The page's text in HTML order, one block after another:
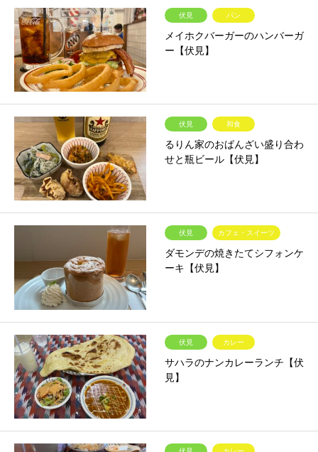
伏見 パン
メイホクバーガーのハンバーガ
ー【伏見】
伏見 和食
るりん家のおばんざい盛り合わ
せと瓶ビール【伏見】
伏見 カフェ・スイーツ
ダモンデの焼きたてシフォンケ
ーキ【伏見】
伏見 カレー
サハラのナンカレーランチ【伏
見】